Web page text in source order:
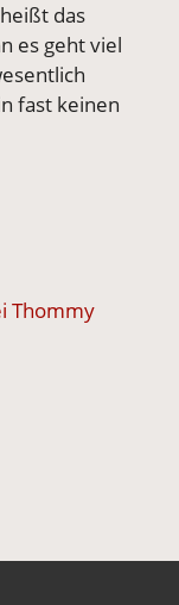
das
es geht viel
fast keinen
Thommy